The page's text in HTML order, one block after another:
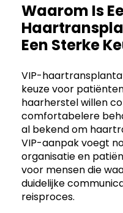
Waarom Is
Een Sterke
VIP-
keuze voor
haarherstel willen
comfortabelere
al bekend om
VIP-aanpak voegt
organisatie en
voor mensen die
duidelijke
reisproces.